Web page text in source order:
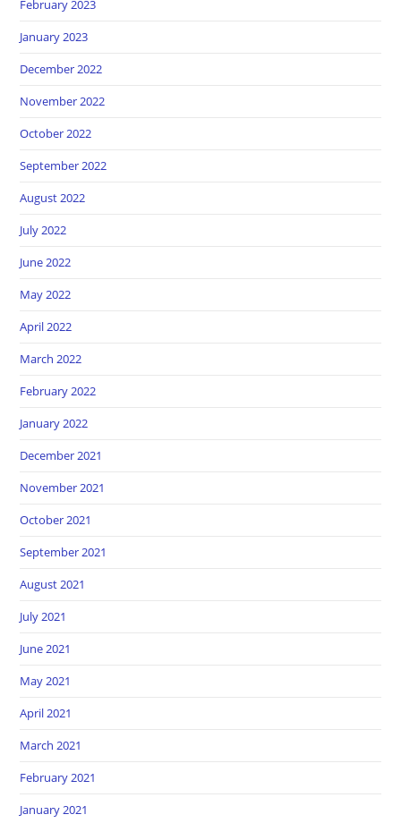
February 2023
January 2023
December 2022
November 2022
October 2022
September 2022
August 2022
July 2022
June 2022
May 2022
April 2022
March 2022
February 2022
January 2022
December 2021
November 2021
October 2021
September 2021
August 2021
July 2021
June 2021
May 2021
April 2021
March 2021
February 2021
January 2021